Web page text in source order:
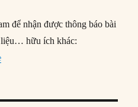
để nhận được thông báo bài
liệu… hữu ích khác: